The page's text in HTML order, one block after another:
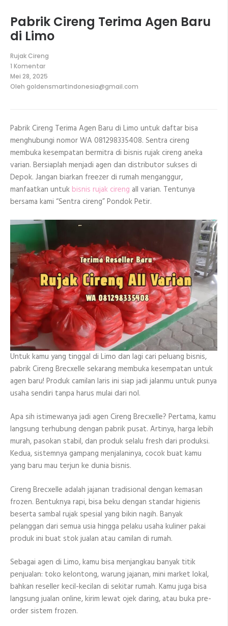
Pabrik Cireng Terima Agen Baru
di Limo
Rujak Cireng
1 Komentar
pada
Pabrik
Cireng
Limo
Mei 28, 2025
Oleh goldensmartindonesia@gmail.com
Pabrik Cireng Terima Agen Baru di Limo untuk daftar bisa
menghubungi nomor WA 081298335408. Sentra cireng
membuka kesempatan bermitra di bisnis rujak cireng aneka
varian. Bersiaplah menjadi agen dan distributor sukses di
Depok. Jangan biarkan freezer di rumah menganggur,
manfaatkan untuk bisnis rujak cireng all varian. Tentunya
bersama kami “Sentra cireng” Pondok Petir.
Untuk kamu yang tinggal di Limo dan lagi cari peluang bisnis,
pabrik Cireng Brecxelle sekarang membuka kesempatan untuk
agen baru! Produk camilan laris ini siap jadi jalanmu untuk punya
usaha sendiri tanpa harus mulai dari nol.
Apa sih istimewanya jadi agen Cireng Brecxelle? Pertama, kamu
langsung terhubung dengan pabrik pusat. Artinya, harga lebih
murah, pasokan stabil, dan produk selalu fresh dari produksi.
Kedua, sistemnya gampang menjalaninya, cocok buat kamu
yang baru mau terjun ke dunia bisnis.
Cireng Brecxelle adalah jajanan tradisional dengan kemasan
frozen. Bentuknya rapi, bisa beku dengan standar higienis
beserta sambal rujak spesial yang bikin nagih. Banyak
pelanggan dari semua usia hingga pelaku usaha kuliner pakai
produk ini buat stok jualan atau camilan di rumah.
Sebagai agen di Limo, kamu bisa menjangkau banyak titik
penjualan: toko kelontong, warung jajanan, mini market lokal,
bahkan reseller kecil-kecilan di sekitar rumah. Kamu juga bisa
langsung jualan online, kirim lewat ojek daring, atau buka pre-
order sistem frozen.